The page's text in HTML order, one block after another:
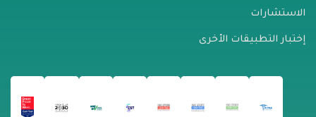
الاستشارات
إختبار التطبيقات الأخرى